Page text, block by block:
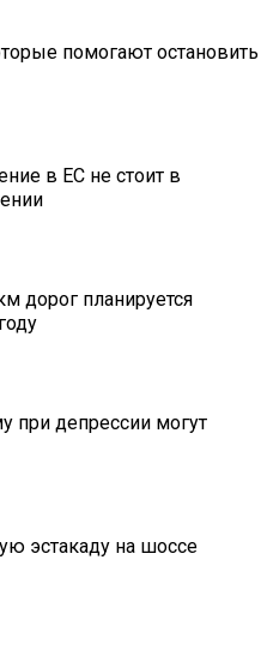
помогают остановить
в ЕС не стоит в
дорог планируется
при депрессии могут
эстакаду на шоссе